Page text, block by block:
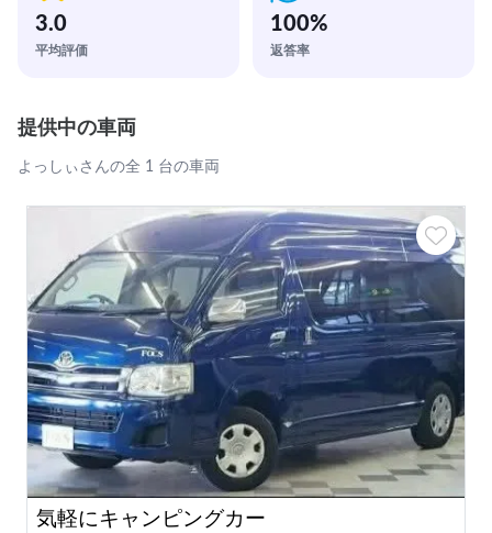
3.0
平均評価
100%
返答率
提供中の車両
よっしぃさんの全 1 台の車両
気軽にキャンピングカー